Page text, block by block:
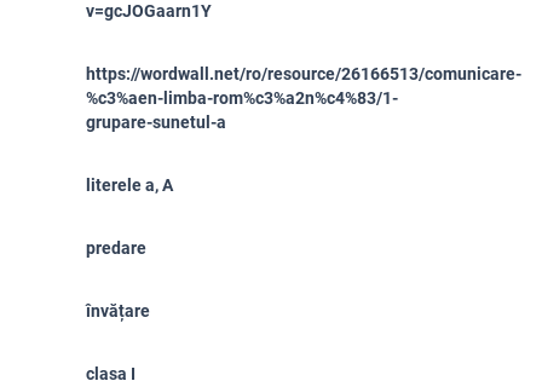
v=gcJOGaarn1Y
https://wordwall.net/ro/resource/26166513/comunicare-
%c3%aen-limba-rom%c3%a2n%c4%83/1-
grupare-sunetul-a
literele a, A
predare
învățare
clasa I